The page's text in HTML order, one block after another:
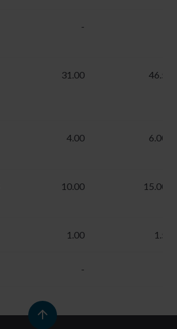
-
31.00 46.5
4.00 6.00
10.00 15.00
1.00 1.5
-